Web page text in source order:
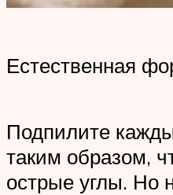
Естественная
Подпилите
таким образом,
острые углы. Но